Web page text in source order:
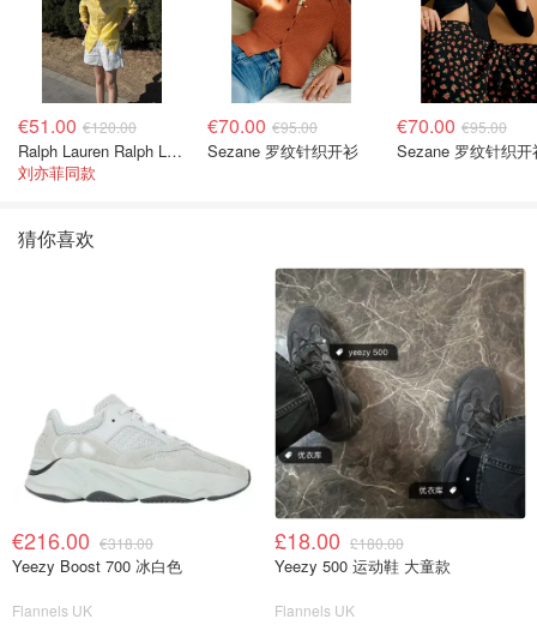
€51.00 €120.00
Ralph Lauren Ralph Lauren 男童亚麻衬衫
刘亦菲同款
€70.00 €95.00
Sezane 罗纹针织开衫
€70.00 €95.00
Sezane 罗纹针织开
猜你喜欢
€216.00 €318.00
Yeezy Boost 700 冰白色
Flannels UK
£18.00 £180.00
Yeezy 500 运动鞋 大童款
Flannels UK